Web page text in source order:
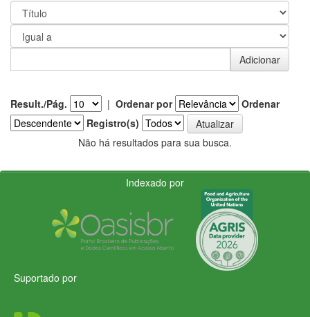
Result./Pág. | Ordenar por
Ordenar
Registro(s)
Não há resultados para sua busca.
Indexado por
Suportado por